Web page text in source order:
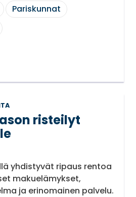
Pariskunnat
risteilyt
yhdistyvät ripaus rentoa
makuelämykset,
ja erinomainen palvelu.